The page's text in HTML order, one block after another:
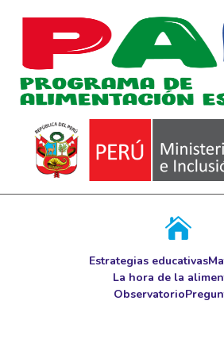
Estrategias educativas
La hora de la
Observatorio